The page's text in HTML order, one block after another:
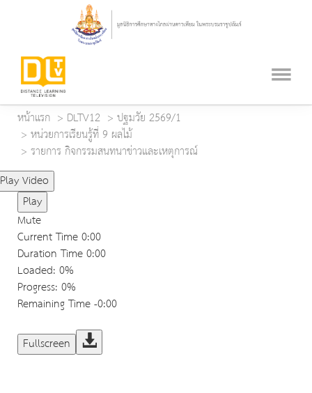
หน้าแรก DLTV12
ปฐมวัย 2569/1
หน่วยการเรียนรู้ที่ 9 ผลไม้
รายการ กิจกรรมสนทนาข่าวและเหตุการณ์
Play Video
Play
Mute
Current Time0:00
Duration Time0:00
Loaded: 0%
Progress: 0%
Remaining Time-0:00
Fullscreen